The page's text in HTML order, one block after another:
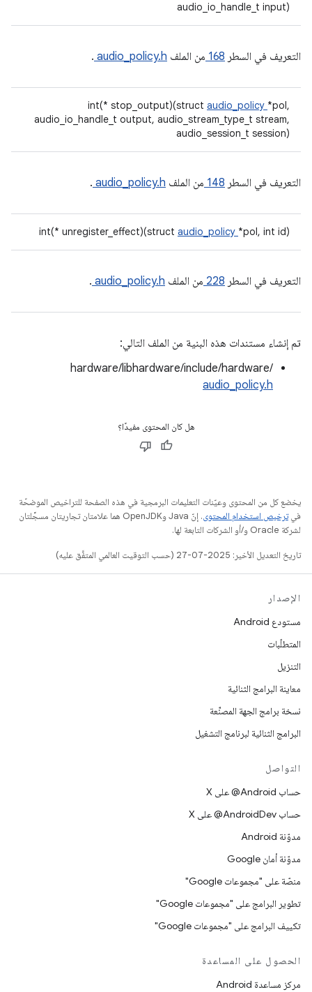
audio_io_handle_t input)
التعريف في السطر 168 من الملف audio_policy.h
.
int(* stop_output)(struct audio_policy *pol,
audio_io_handle_t output, audio_stream_type_t stream,
audio_session_t session)
التعريف في السطر 148 من الملف audio_policy.h
.
int(* unregister_effect)(struct audio_policy *pol, int id)
التعريف في السطر 228 من الملف audio_policy.h
.
تم إنشاء مستندات هذه البنية من الملف التالي:
hardware/libhardware/include/hardware/
audio_policy.h
هل كان المحتوى مفيدًا؟
يخضع كل من المحتوى وعيّنات التعليمات البرمجية في هذه الصفحة للتراخيص الموضحّة
فيترخيص استخدام المحتوى
. إنّ Java وOpenJDK هما علامتان تجاريتان مسجَّلتان
لشركة Oracle و/أو الشركات التابعة لها.
تاريخ التعديل الأخير: 2025-07-27 (حسب التوقيت العالمي المتفَّق عليه)
الإصدار
مستودع Android
المتطلّبات
التنزيل
معاينة البرامج الثنائية
نسخة برامج الجهة المصنِّعة
البرامج الثنائية لبرنامج التشغيل
التواصل
حساب ‎@Android على X
حساب ‎@AndroidDev على X
مدوّنة Android
مدوّنة أمان Google
منصّة على "مجموعات Google"
تطوير البرامج على "مجموعات Google"
تكييف البرامج على "مجموعات Google"
الحصول على المساعدة
مركز مساعدة Android